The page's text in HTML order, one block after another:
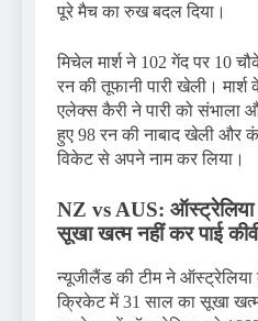
पूरे मैच का रुख बदल दिया।
मिचेल मार्श ने 102 गेंद पर 10
रन की तूफानी पारी खेली।
एलेक्स कैरी ने पारी को संभाला
हुए 98 रन की नाबाद खेली और
विकेट से अपने नाम कर लिया।
NZ vs AUS:
सूखा खत्म नहीं कर पाई
न्यूजीलैंड की टीम ने
क्रिकेट में 31 साल का सूखा